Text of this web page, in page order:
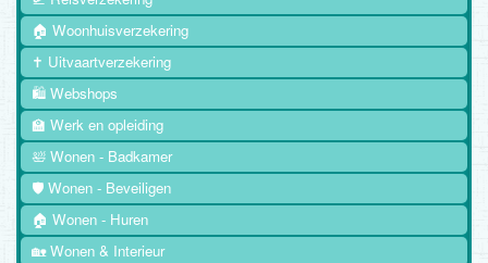
🏠 Woonhuisverzekering
✝️ Uitvaartverzekering
🛍️ Webshops
🏫 Werk en opleiding
🛀 Wonen - Badkamer
🛡️ Wonen - Beveiligen
🏠 Wonen - Huren
🏡 Wonen & Interieur